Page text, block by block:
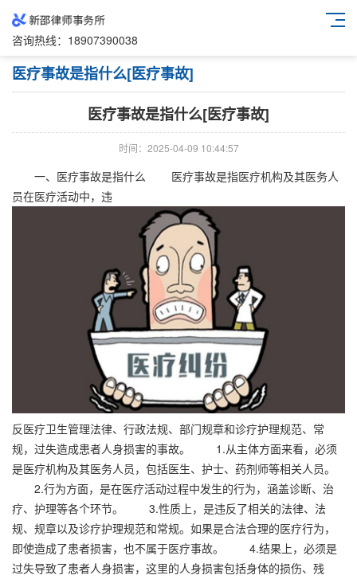
咨询热线： 18907390038
医疗事故是指什么[医疗事故]
医疗事故是指什么[医疗事故]
时间：2025-04-09 10:44:57
一、医疗事故是指什么 医疗事故是指医疗机构及其医务人
员在医疗活动中，违
反医疗卫生管理法律、行政法规、部门规章和诊疗护理规范、常
规，过失造成患者人身损害的事故。 1.从主体方面来看，必须
是医疗机构及其医务人员，包括医生、护士、药剂师等相关人员。
2.行为方面，是在医疗活动过程中发生的行为，涵盖诊断、治
疗、护理等各个环节。 3.性质上，是违反了相关的法律、法
规、规章以及诊疗护理规范和常规。如果是合法合理的医疗行为，
即使造成了患者损害，也不属于医疗事故。 4.结果上，必须是
过失导致了患者人身损害，这里的人身损害包括身体的损伤、残